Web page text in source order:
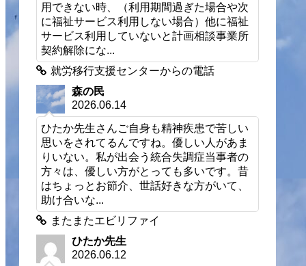
用できない時、（利用期間過ぎた場合や次
に福祉サービス利用しない場合）他に福祉
サービス利用していないと計画相談事業所
契約解除にな...
就労移行支援センターからの電話
森の民
2026.06.14
ひたか先生さんご自身も精神疾患で苦しい
思いをされてるんですね。優しい人があま
りいない。私が出会う統合失調症当事者の
方々は、優しい方がとっても多いです。昔
はちょっとお節介、世話好きな方がいて、
助け合いな...
またまたエビリファイ
ひたか先生
2026.06.12